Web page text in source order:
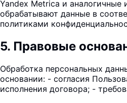
Yandex Metrica и аналогичные
обрабатывают данные в
политиками
5. Правовые
Обработка персональных
основании: - согласия
исполнения договора; -